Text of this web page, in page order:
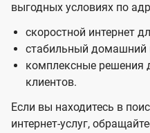
выгодных условиях по
скоростной интернет
стабильный домашний
комплексные решения
клиентов.
Если вы находитесь в
интернет-услуг,